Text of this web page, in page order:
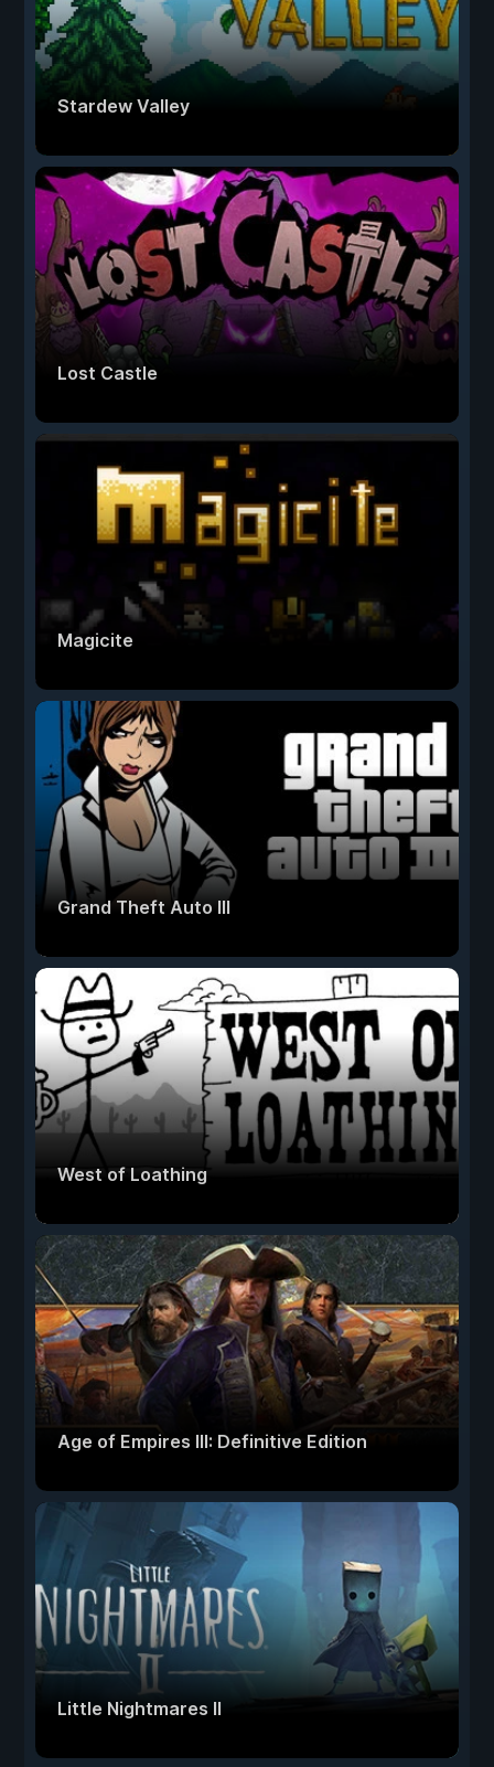
Stardew Valley
Lost Castle
Magicite
Grand Theft Auto III
West of Loathing
Age of Empires III: Definitive Edition
Little Nightmares II